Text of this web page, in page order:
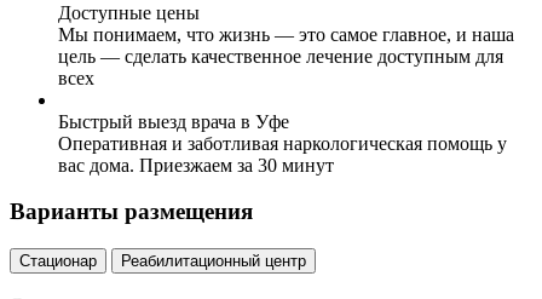
Доступные цены
Мы понимаем, что жизнь — это самое главное, и наша
цель — сделать качественное лечение доступным для
всех
Быстрый выезд врача в Уфе
Оперативная и заботливая наркологическая помощь у
вас дома. Приезжаем за 30 минут
Варианты размещения
Стационар Реабилитационный центр